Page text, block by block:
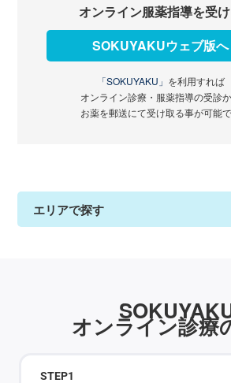
オンライン服薬指導を受
SOKUYAKUウェブ版へ
「SOKUYAKU」 を利用すれば
オンライン診療・服薬指導の受診
お薬を郵送にて受け取る事が可能
エリアで探す
オンライン診療
STEP1